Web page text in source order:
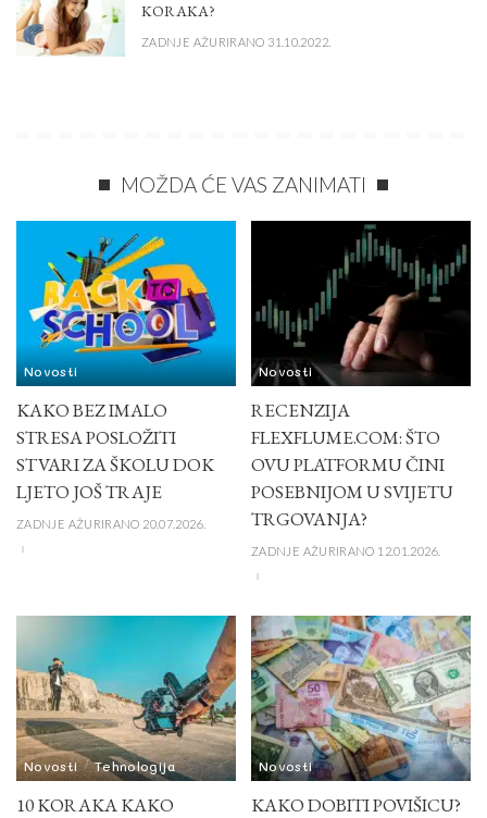
KORAKA?
ZADNJE AŽURIRANO 31.10.2022.
MOŽDA ĆE VAS ZANIMATI
Novosti
KAKO BEZ IMALO
STRESA POSLOŽITI
STVARI ZA ŠKOLU DOK
LJETO JOŠ TRAJE
ZADNJE AŽURIRANO 20.07.2026.
Novosti
RECENZIJA
FLEXFLUME.COM: ŠTO
OVU PLATFORMU ČINI
POSEBNIJOM U SVIJETU
TRGOVANJA?
ZADNJE AŽURIRANO 12.01.2026.
Novosti Tehnologija
10 KORAKA KAKO
Novosti
KAKO DOBITI POVIŠICU?